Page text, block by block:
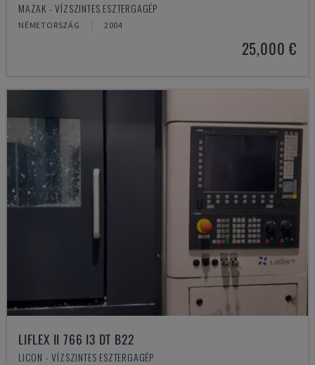
MAZAK - VÍZSZINTES ESZTERGAGÉP
NÉMETORSZÁG 2004
25,000 €
LIFLEX II 766 I3 DT B22
LICON - VÍZSZINTES ESZTERGAGÉP